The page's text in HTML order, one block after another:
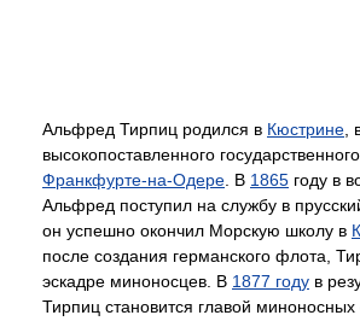
Альфред Тирпиц родился в Кюстрине
высокопоставленного
Франкфурте-на-Одере . В 1865 году в
Альфред поступил на службу в
он успешно окончил Морскую школу в
после создания германского флота,
эскадре миноносцев. В 1877 году в
Тирпиц становится главой